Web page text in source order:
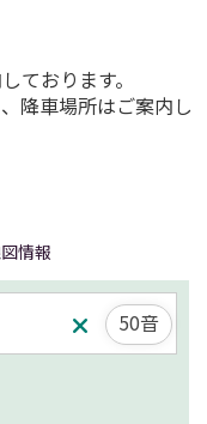
ております。
降車場所はご案内し
情報
50音